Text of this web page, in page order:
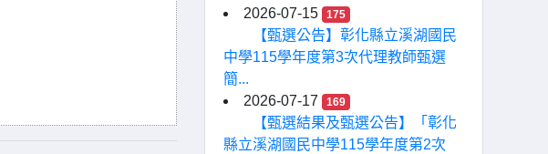
2026-07-15
175
【甄選公告】彰化縣立溪湖國民
中學115學年度第3次代理教師甄選
簡...
2026-07-17
169
【甄選結果及甄選公告】「彰化
縣立溪湖國民中學115學年度第2次